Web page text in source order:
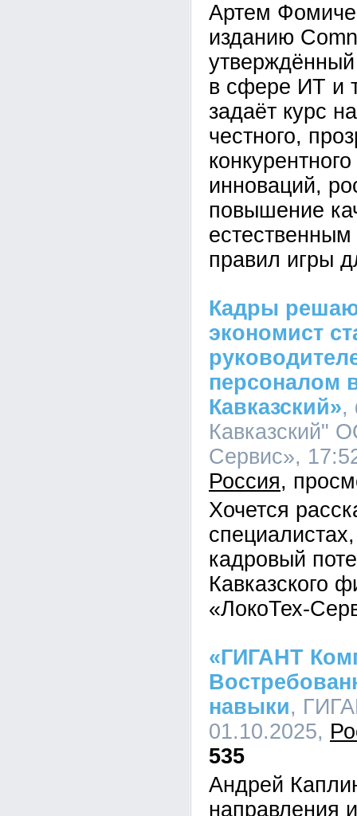
Артем
изданию
в сфере ИТ и
задаёт курс
честного,
инноваций,
повышение
правил игры
Кадры
экономист
персоналом
Кавказский»,
Кавказский"
Сервис»,
Россия
Хочется
кадровый
Кавказского
«ЛокоТех-
«ГИГАНТ
навыки,
01.10.2025,
535
Андрей
направления